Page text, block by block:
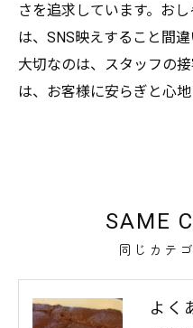
さを追求しています。お
は、SNS映えすること間
大切なのは、スタッフの
は、お客様に安らぎと心地
同じカテ
SAME
よく